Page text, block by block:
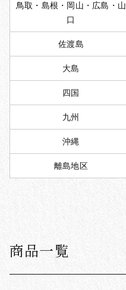
商品一覧
鳥取・島根・岡山・広島・山
口
佐渡島
大島
四国
九州
沖縄
離島地区